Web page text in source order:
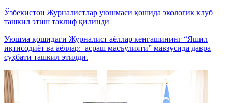
Ўзбекистон Журналистлар уюшмаси қошида экологик клуб
ташкил этиш таклиф қилинди
Уюшма қошидаги Журналист аёллар кенгашининг “Яшил
иқтисодиёт ва аёллар: асраш масъулияти” мавзусида давра
суҳбати ташкил этилди.